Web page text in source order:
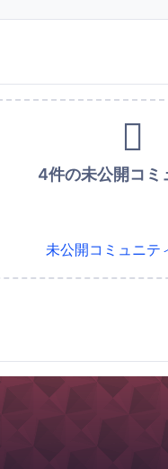
4件の未公開コミ
未公開コミュニテ